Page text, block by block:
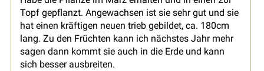
Topf gepflanzt. Angewachsen ist sie sehr gut und sie
hat einen kräftigen neuen trieb gebildet, ca. 180cm
lang. Zu den Früchten kann ich nächstes Jahr mehr
sagen dann kommt sie auch in die Erde und kann
sich besser ausbreiten.